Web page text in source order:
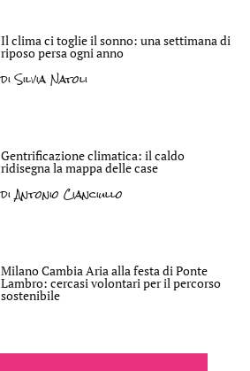
Il clima ci toglie il sonno: una settimana di
riposo persa ogni anno
diSilvia Natoli
Gentrificazione climatica: il caldo
ridisegna la mappa delle case
diAntonio Cianciullo
Milano Cambia Aria alla festa di Ponte
Lambro: cercasi volontari per il percorso
sostenibile